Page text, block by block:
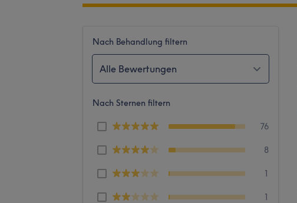
Nach Behandlung filtern
Alle Bewertungen
Nach Sternen filtern
76
8
1
1